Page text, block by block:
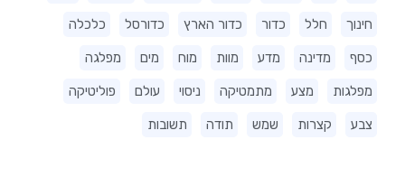
חינוך חלל כדור כדור הארץ כדורסל כלכלה
כסף מדינה מדע מוות מוח מים מפלגה
מפלגות מצע מתמטיקה ניסוי עולם פוליטיקה
צבע קצרות שמש תודה תשובות